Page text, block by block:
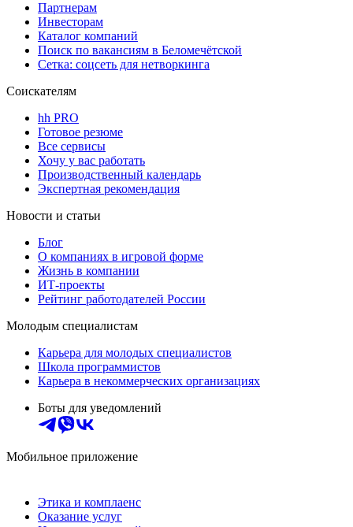
Партнерам
Инвесторам
Каталог компаний
Поиск по вакансиям в Беломечётской
Сетка: соцсеть для нетворкинга
Соискателям
hh PRO
Готовое резюме
Все сервисы
Хочу у вас работать
Производственный календарь
Экспертная рекомендация
Новости и статьи
Блог
О компаниях в игровой форме
Жизнь в компании
ИТ-проекты
Рейтинг работодателей России
Молодым специалистам
Карьера для молодых специалистов
Школа программистов
Карьера в некоммерческих организациях
Боты для уведомлений
Мобильное приложение
Этика и комплаенс
Оказание услуг